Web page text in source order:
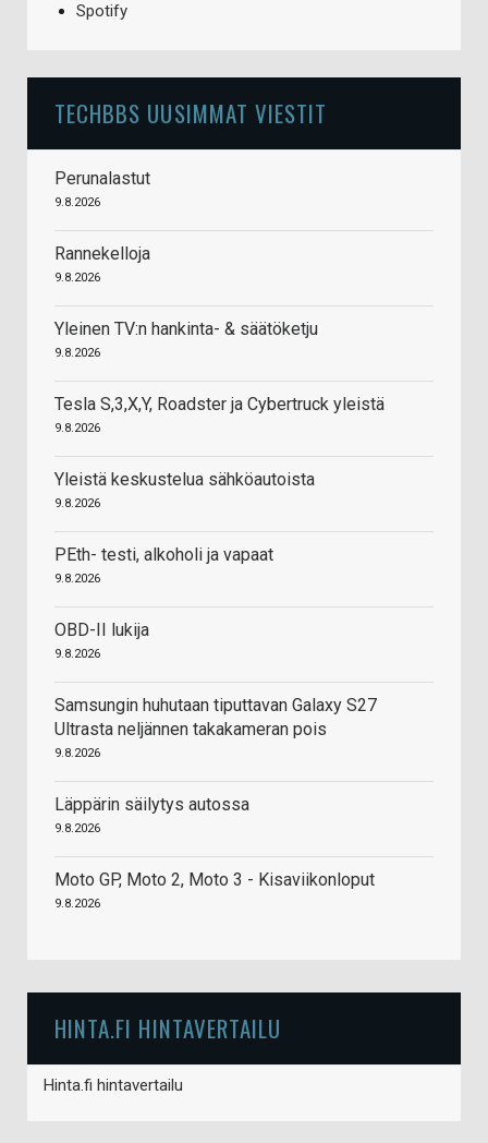
Spotify
TECHBBS UUSIMMAT VIESTIT
Perunalastut
9.8.2026
Rannekelloja
9.8.2026
Yleinen TV:n hankinta- & säätöketju
9.8.2026
Tesla S,3,X,Y, Roadster ja Cybertruck yleistä
9.8.2026
Yleistä keskustelua sähköautoista
9.8.2026
PEth- testi, alkoholi ja vapaat
9.8.2026
OBD-II lukija
9.8.2026
Samsungin huhutaan tiputtavan Galaxy S27
Ultrasta neljännen takakameran pois
9.8.2026
Läppärin säilytys autossa
9.8.2026
Moto GP, Moto 2, Moto 3 - Kisaviikonloput
9.8.2026
HINTA.FI HINTAVERTAILU
Hinta.fi hintavertailu